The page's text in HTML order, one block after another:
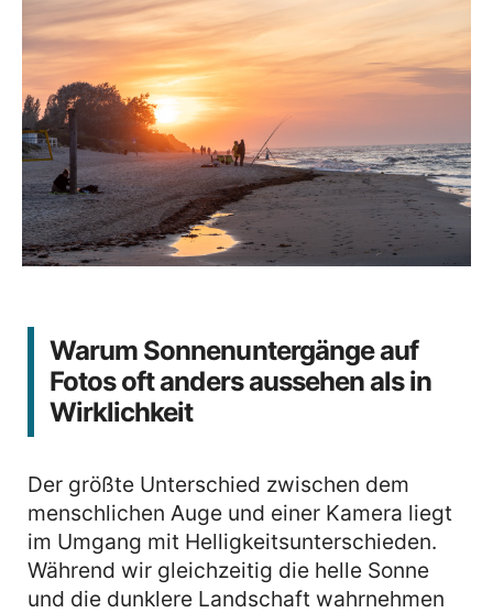
Warum Sonnenuntergänge auf
Fotos oft anders aussehen als in
Wirklichkeit
Der größte Unterschied zwischen dem
menschlichen Auge und einer Kamera liegt
im Umgang mit Helligkeitsunterschieden.
Während wir gleichzeitig die helle Sonne
und die dunklere Landschaft wahrnehmen